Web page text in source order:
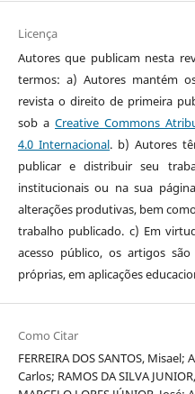
Licença
Autores que publicam nesta
termos: a) Autores mantém
revista o direito de primeira
sob a Creative Commons
4.0 Internacional. b) Autores
publicar e distribuir seu
institucionais ou na sua
alterações produtivas, bem
trabalho publicado. c) Em
acesso público, os artigos
próprias, em aplicações
Como Citar
FERREIRA DOS SANTOS, Misael;
Carlos; RAMOS DA SILVA